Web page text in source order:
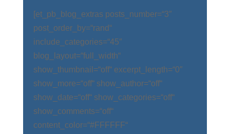
[et_pb_blog_extras posts_number=“3″
post_order_by=“rand“
include_categories=“45″
blog_layout=“full_width“
show_thumbnail=“off“ excerpt_length=“0″
show_more=“off“ show_author=“off“
show_date=“off“ show_categories=“off“
show_comments=“off“
content_color=“#FFFFFF“